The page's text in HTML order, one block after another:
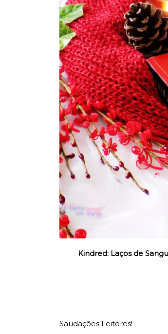
Kindred: Laços de
Saudações Leitores!